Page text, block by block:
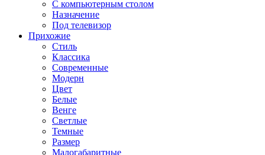
С компьютерным столом
Назначение
Под телевизор
Прихожие
Стиль
Классика
Современные
Модерн
Цвет
Белые
Венге
Светлые
Темные
Размер
Малогабаритные